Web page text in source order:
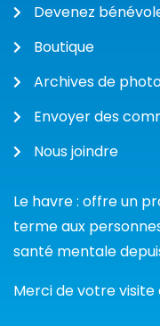
Devenez
Boutique
Archives de
Envoyer des
Nous joindre
Le havre : offre un
terme aux
santé mentale
Merci de votre